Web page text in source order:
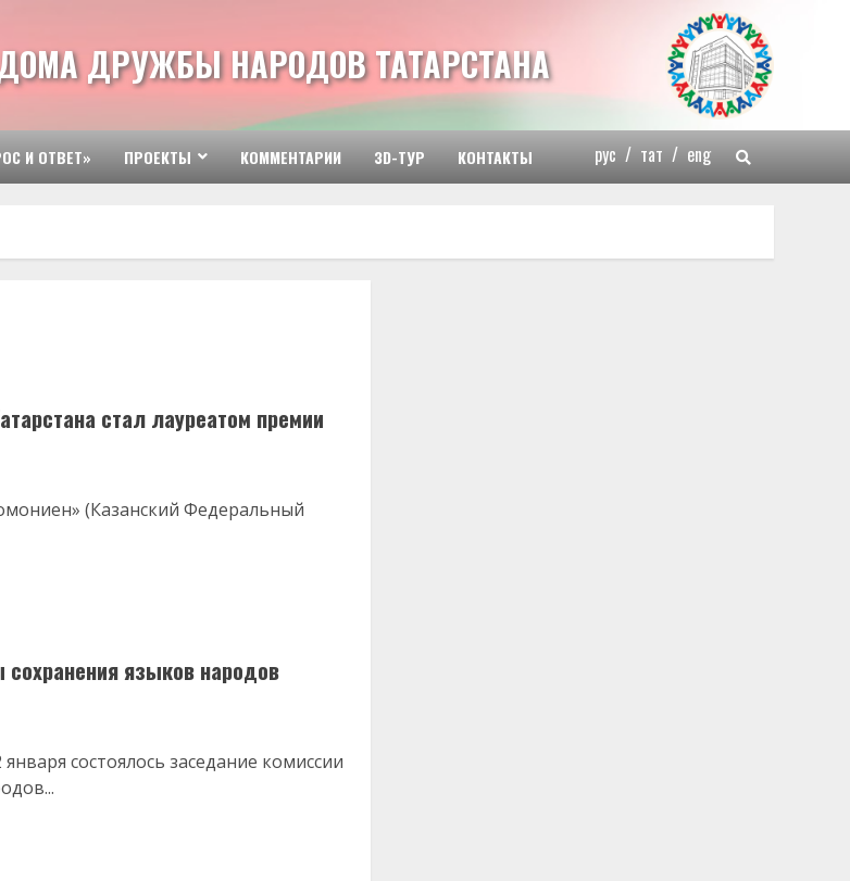
ДРУЖБЫ НАРОДОВ ТАТАРСТАНА
И ОТВЕТ» ПРОЕКТЫ КОММЕНТАРИИ 3D-ТУР КОНТАКТЫ рус / тат / eng
стал лауреатом премии
(Казанский Федеральный
языков народов
состоялось заседание комиссии